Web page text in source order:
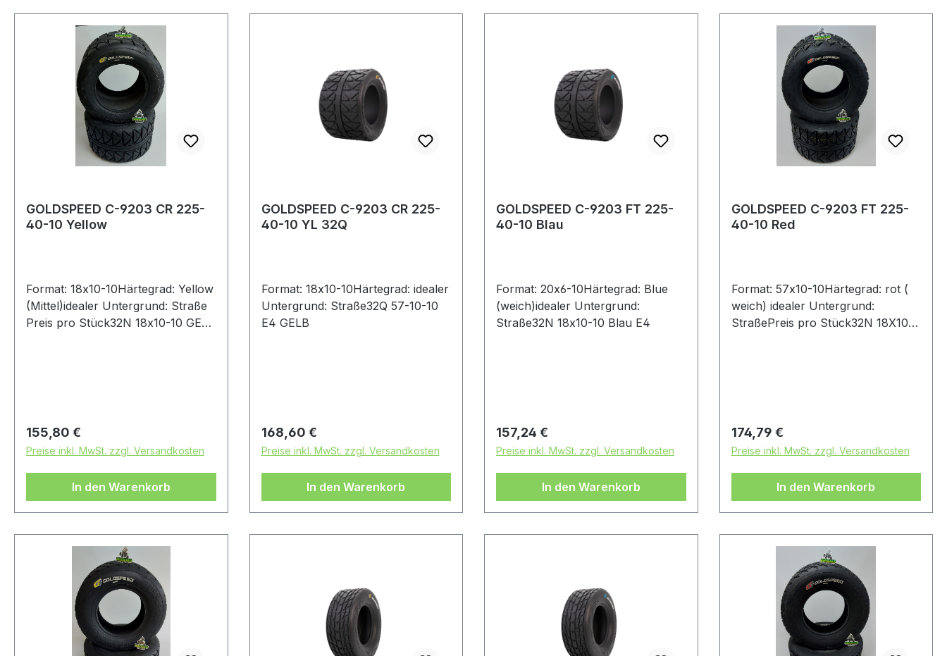
GOLDSPEED C-9203 CR 225-
40-10 Yellow
Format: 18x10-10Härtegrad: Yellow
(Mittel)idealer Untergrund: Straße
Preis pro Stück32N 18x10-10 GELB
Regulärer Preis:
155,80 €
Preise inkl. MwSt. zzgl. Versandkosten
In den Warenkorb
GOLDSPEED C-9203 CR 225-
40-10 YL 32Q
Format: 18x10-10Härtegrad: idealer
Untergrund: Straße32Q 57-10-10
E4 GELB
Regulärer Preis:
168,60 €
Preise inkl. MwSt. zzgl. Versandkosten
In den Warenkorb
GOLDSPEED C-9203 FT 225-
40-10 Blau
Format: 20x6-10Härtegrad: Blue
(weich)idealer Untergrund:
Straße32N 18x10-10 Blau E4
Regulärer Preis:
157,24 €
Preise inkl. MwSt. zzgl. Versandkosten
In den Warenkorb
GOLDSPEED C-9203 FT 225-
40-10 Red
Format: 57x10-10Härtegrad: rot (
weich) idealer Untergrund:
StraßePreis pro Stück32N 18X10-
Regulärer Preis:
174,79 €
Preise inkl. MwSt. zzgl. Versandkosten
In den Warenkorb